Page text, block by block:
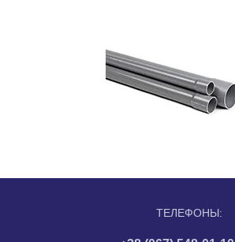
ТЕЛЕФОНЫ: